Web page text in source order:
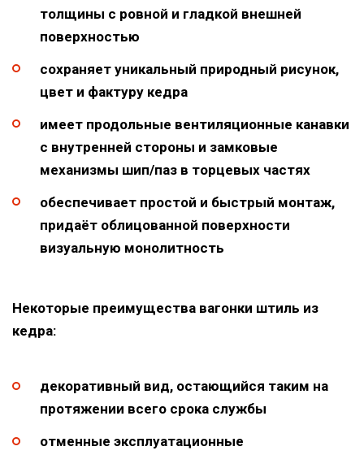
толщины с ровной и гладкой внешней
поверхностью
сохраняет уникальный природный рисунок,
цвет и фактуру кедра
имеет продольные вентиляционные канавки
с внутренней стороны и замковые
механизмы шип/паз в торцевых частях
обеспечивает простой и быстрый монтаж,
придаёт облицованной поверхности
визуальную монолитность
Некоторые преимущества вагонки штиль из
кедра:
декоративный вид, остающийся таким на
протяжении всего срока службы
отменные эксплуатационные